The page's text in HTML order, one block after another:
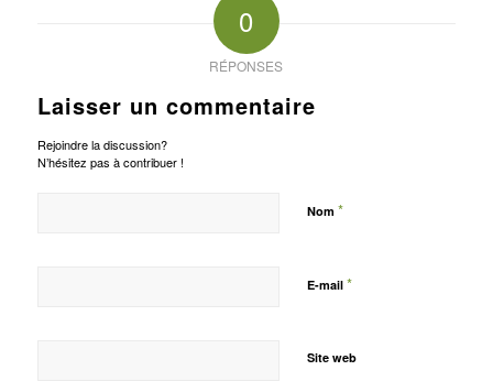
0
RÉPONSES
Laisser un commentaire
Rejoindre la discussion?
N’hésitez pas à contribuer !
Nom *
E-mail *
Site web